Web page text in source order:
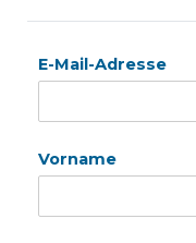
E-Mail-Adresse
Vorname